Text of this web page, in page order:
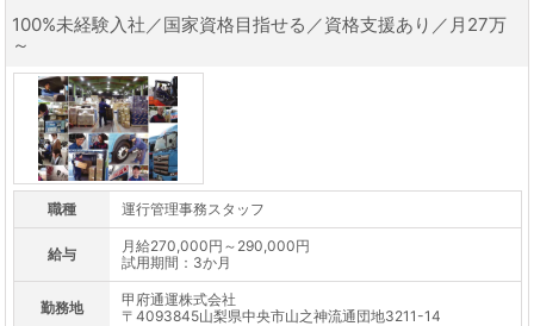
100%未経験入社／国家資格目指せる／資格支援あり／月27万
～
職種 運行管理事務スタッフ
給与
月給270,000円～290,000円
試用期間：3か月
勤務地
甲府通運株式会社
〒4093845山梨県中央市山之神流通団地3211-14